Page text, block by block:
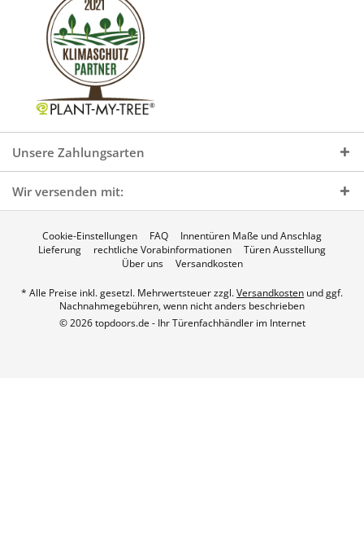
Unsere Zahlungsarten
Wir versenden mit:
Cookie-Einstellungen FAQ
Innentüren Maße und Anschlag
Lieferung
rechtliche Vorabinformationen
Türen Ausstellung
Über uns
Versandkosten
* Alle Preise inkl. gesetzl. Mehrwertsteuer zzgl.Versandkosten und ggf.
Nachnahmegebühren, wenn nicht anders beschrieben
© 2026 topdoors.de - Ihr Türenfachhändler im Internet